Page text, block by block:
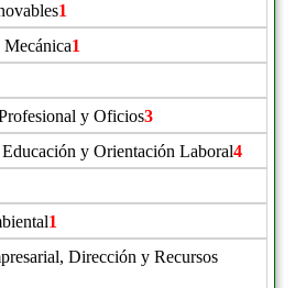
1
1
y Oficios3
y Orientación Laboral4
1
Dirección y Recursos